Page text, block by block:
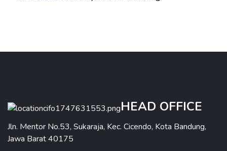
HEAD OFFICE
Jln. Mentor No.53, Sukaraja, Kec. Cicendo, Kota Bandung,
Jawa Barat 40175